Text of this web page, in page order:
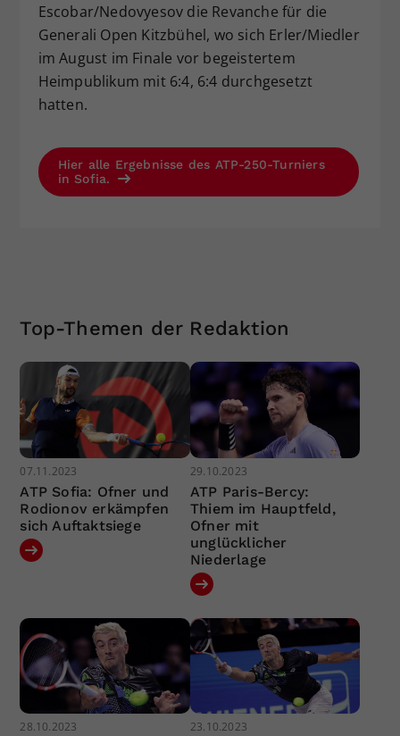
Escobar/Nedovyesov die Revanche für die
Generali Open Kitzbühel, wo sich Erler/Miedler
im August im Finale vor begeistertem
Heimpublikum mit 6:4, 6:4 durchgesetzt
hatten.
Hier alle Ergebnisse des ATP-250-Turniers
in Sofia.
Top-Themen der Redaktion
07.11.2023
ATP Sofia: Ofner und
Rodionov erkämpfen
sich Auftaktsiege
29.10.2023
ATP Paris-Bercy:
Thiem im Hauptfeld,
Ofner mit
unglücklicher
Niederlage
28.10.2023 23.10.2023